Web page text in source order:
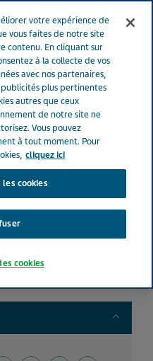
Menu
catalog
Toggle
votre expérience de
vous faites de notre site
contenu. En cliquant sur
à la collecte de vos
avec nos partenaires,
plus pertinentes
autres que ceux
de notre site ne
Vous pouvez
à tout moment. Pour
cliquez ici
cookies
cookies